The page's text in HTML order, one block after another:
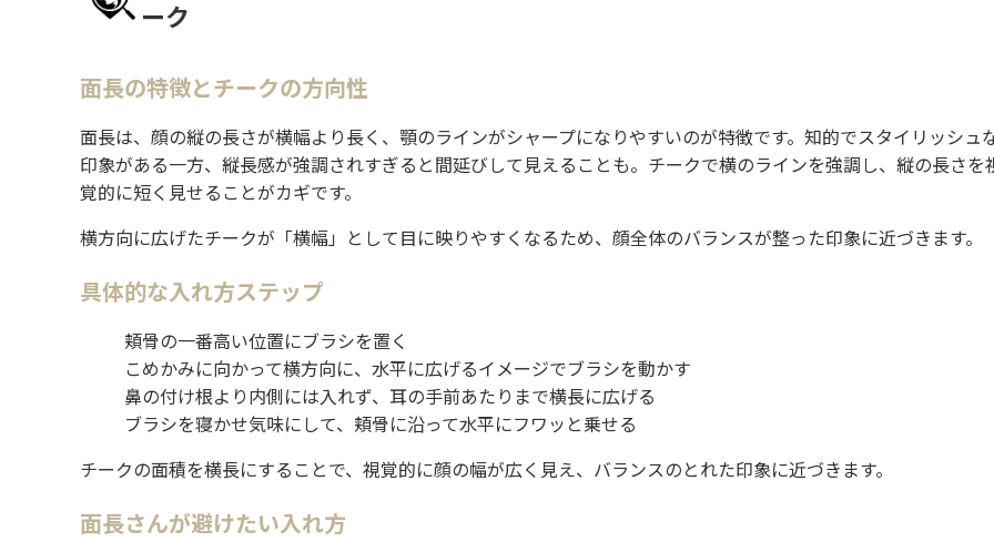
ーク
面長の特徴とチークの方向性
面長は、顔の縦の長さが横幅より長く、顎のラインがシャープになりやすいのが特徴です。知的でスタイリッシュ
印象がある一方、縦長感が強調されすぎると間延びして見えることも。チークで横のラインを強調し、縦の長さを
覚的に短く見せることがカギです。
横方向に広げたチークが「横幅」として目に映りやすくなるため、顔全体のバランスが整った印象に近づきます。
具体的な入れ方ステップ
頬骨の一番高い位置にブラシを置く
こめかみに向かって横方向に、水平に広げるイメージでブラシを動かす
鼻の付け根より内側には入れず、耳の手前あたりまで横長に広げる
ブラシを寝かせ気味にして、頬骨に沿って水平にフワッと乗せる
チークの面積を横長にすることで、視覚的に顔の幅が広く見え、バランスのとれた印象に近づきます。
面長さんが避けたい入れ方